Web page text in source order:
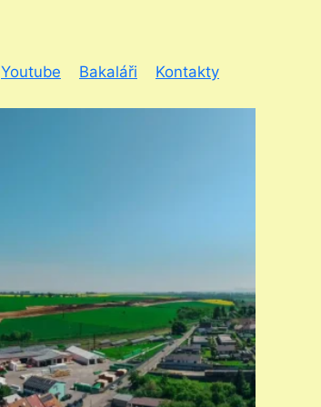
Youtube
Bakaláři Kontakty